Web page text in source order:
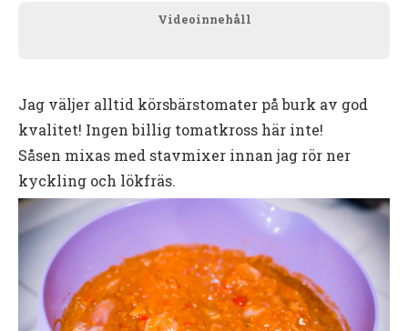
Videoinnehåll
Jag väljer alltid körsbärstomater på burk av god
kvalitet! Ingen billig tomatkross här inte!
Såsen mixas med stavmixer innan jag rör ner
kyckling och lökfräs.